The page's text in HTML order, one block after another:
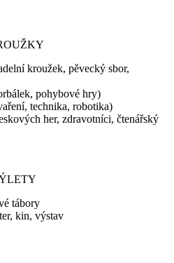
kroužek, pěvecký sbor,
pohybové hry)
technika, robotika)
her, zdravotníci, čtenářský
tábory
kin, výstav